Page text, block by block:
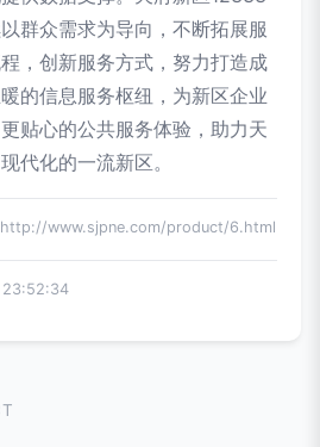
群众需求为导向，不断拓展服
，创新服务方式，努力打造成
的信息服务枢纽，为新区企业
贴心的公共服务体验，助力天
代化的一流新区。
http://www.sjpne.com/product/6.html